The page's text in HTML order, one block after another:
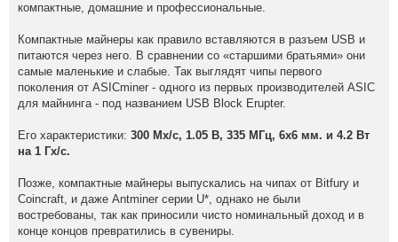
компактные, домашние и профессиональные.
Компактные майнеры как правило вставляются в разъем USB и
питаются через него. В сравнении со «старшими братьями» они
самые маленькие и слабые. Так выглядят чипы первого
поколения от ASICminer - одного из первых производителей ASIC
для майнинга - под названием USB Block Erupter.
Его характеристики: 300 Мх/с, 1.05 В, 335 МГц, 6x6 мм. и 4.2 Вт
на 1 Гх/с.
Позже, компактные майнеры выпускались на чипах от Bitfury и
Coincraft, и даже Antminer серии U*, однако не были
востребованы, так как приносили чисто номинальный доход и в
конце концов превратились в сувениры.